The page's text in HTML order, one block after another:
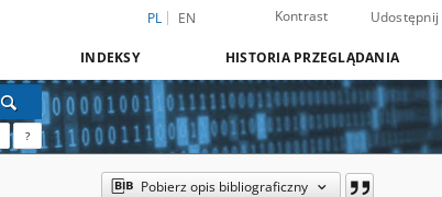
PL EN Kontrast Udostępnij
INDEKSY HISTORIA PRZEGLĄDANIA
?
Pobierz opis bibliograficzny